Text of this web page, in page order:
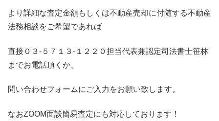
より詳細な査定金額もしくは不動産売却に付随する不動産
法務相談をご希望であれば
直接０３-５７１３-１２２０担当代表兼認定司法書士笹林
までお電話頂くか、
問い合わせフォームにご入力をお願い致します。
なおZOOM面談簡易査定にも対応しております！